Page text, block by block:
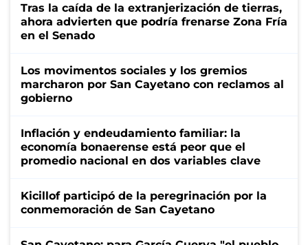
Tras la caída de la extranjerización de tierras,
ahora advierten que podría frenarse Zona Fría
en el Senado
Los movimentos sociales y los gremios
marcharon por San Cayetano con reclamos al
gobierno
Inflación y endeudamiento familiar: la
economía bonaerense está peor que el
promedio nacional en dos variables clave
Kicillof participó de la peregrinación por la
conmemoración de San Cayetano